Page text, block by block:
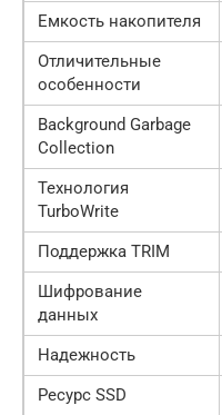
Емкость накопителя
Отличительные
особенности
Background Garbage
Collection
Технология
TurboWrite
Поддержка TRIM
Шифрование
данных
Надежность
Ресурс SSD